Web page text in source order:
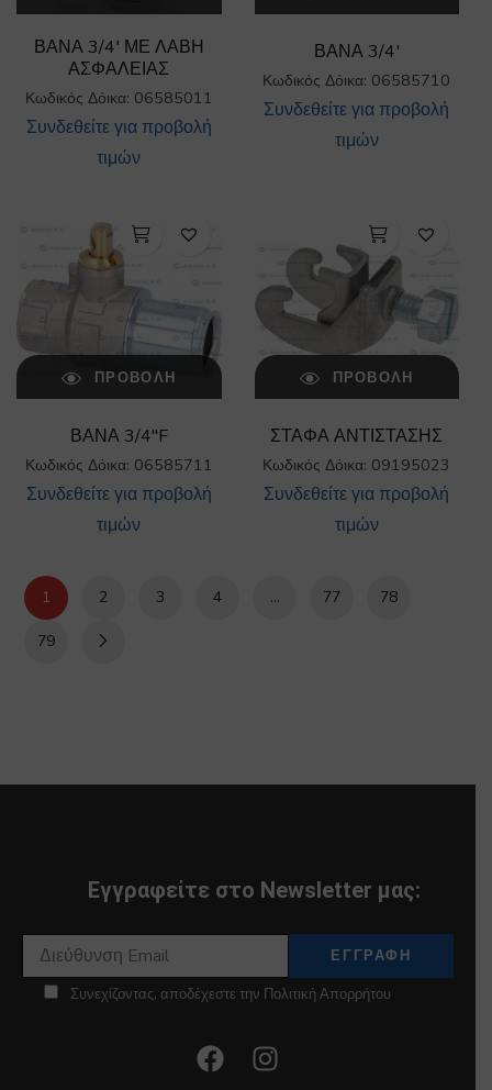
ΒΑΝΑ 3/4′ ΜΕ ΛΑΒΗ
ΑΣΦΑΛΕΙΑΣ
Κωδικός Δόικα: 06585011
Συνδεθείτε για προβολή
τιμών
ΒΑΝΑ 3/4′
Κωδικός Δόικα: 06585710
Συνδεθείτε για προβολή
τιμών
ΠΡΟΒΟΛΉ
ΒΑΝΑ 3/4″F
Κωδικός Δόικα: 06585711
Συνδεθείτε για προβολή
τιμών
ΠΡΟΒΟΛΉ
ΣΤΑΦΑ ΑΝΤΙΣΤΑΣΗΣ
Κωδικός Δόικα: 09195023
Συνδεθείτε για προβολή
τιμών
1 2 3 4 … 77 78
79
Εγγραφείτε στο Newsletter μας:
Συνεχίζοντας, αποδέχεστε την Πολιτική Απορρήτου